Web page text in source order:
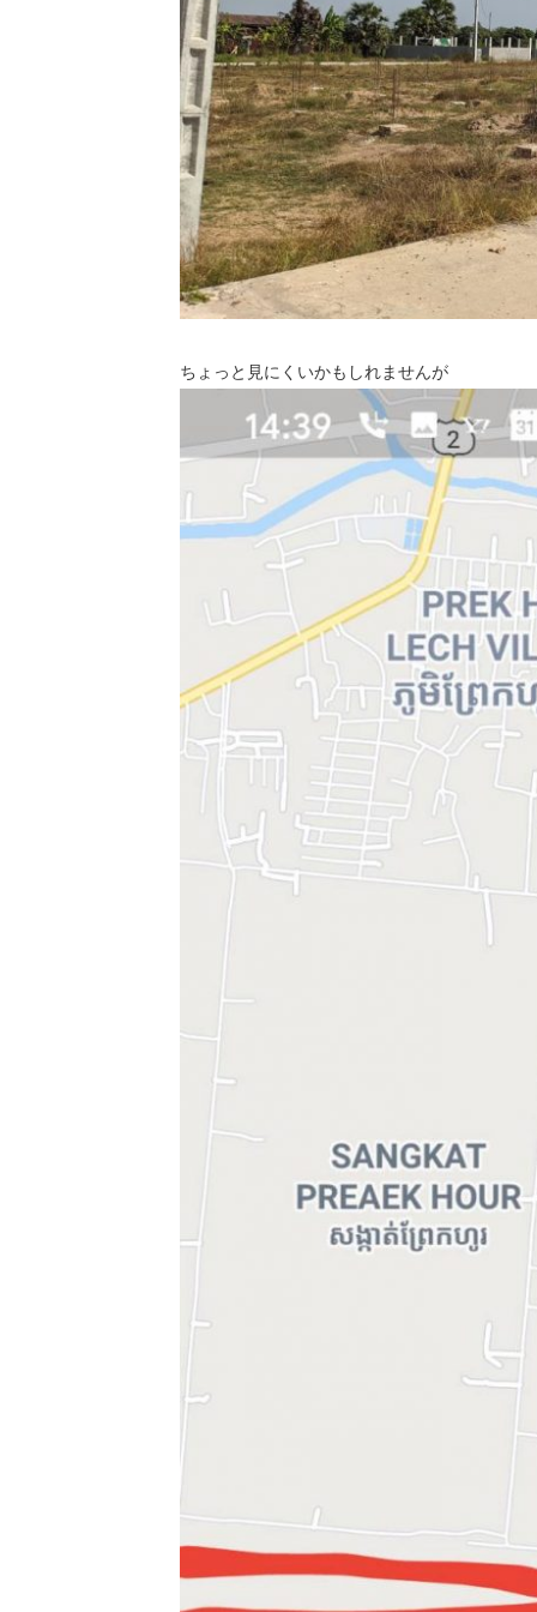
ちょっと見にくいかもしれませんが